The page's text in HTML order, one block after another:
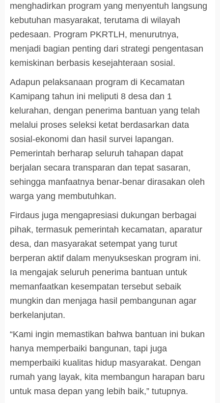
menghadirkan program yang menyentuh langsung
kebutuhan masyarakat, terutama di wilayah
pedesaan. Program PKRTLH, menurutnya,
menjadi bagian penting dari strategi pengentasan
kemiskinan berbasis kesejahteraan sosial.
Adapun pelaksanaan program di Kecamatan
Kamipang tahun ini meliputi 8 desa dan 1
kelurahan, dengan penerima bantuan yang telah
melalui proses seleksi ketat berdasarkan data
sosial-ekonomi dan hasil survei lapangan.
Pemerintah berharap seluruh tahapan dapat
berjalan secara transparan dan tepat sasaran,
sehingga manfaatnya benar-benar dirasakan oleh
warga yang membutuhkan.
Firdaus juga mengapresiasi dukungan berbagai
pihak, termasuk pemerintah kecamatan, aparatur
desa, dan masyarakat setempat yang turut
berperan aktif dalam menyukseskan program ini.
Ia mengajak seluruh penerima bantuan untuk
memanfaatkan kesempatan tersebut sebaik
mungkin dan menjaga hasil pembangunan agar
berkelanjutan.
“Kami ingin memastikan bahwa bantuan ini bukan
hanya memperbaiki bangunan, tapi juga
memperbaiki kualitas hidup masyarakat. Dengan
rumah yang layak, kita membangun harapan baru
untuk masa depan yang lebih baik,” tutupnya.